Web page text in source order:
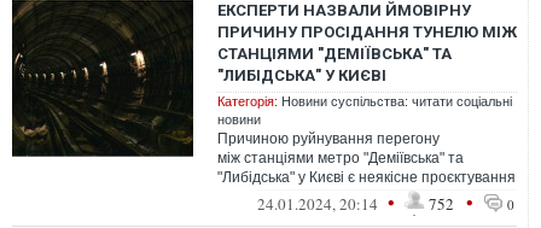
ЕКСПЕРТИ НАЗВАЛИ ЙМОВІРНУ
ПРИЧИНУ ПРОСІДАННЯ ТУНЕЛЮ МІЖ
СТАНЦІЯМИ "ДЕМІЇВСЬКА" ТА
"ЛИБІДСЬКА" У КИЄВІ
Категорія: Новини суспільства: читати соціальні
новини
Причиною руйнування перегону
між станціями метро "Деміївська" та
"Либідська" у Києві є неякісне проєктування
та будівництво ділянки.
24.01.2024, 20:14 • 752 • 0